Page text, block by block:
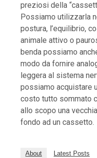
preziosi della
Possiamo utilizzarla
postura, l’equilibrio,
animale attivo o
benda possiamo
modo da fornire
leggera al sistema
possiamo acquistare
costo tutto sommato
allo scopo una
fondo ad un cassetto.
About Latest Posts